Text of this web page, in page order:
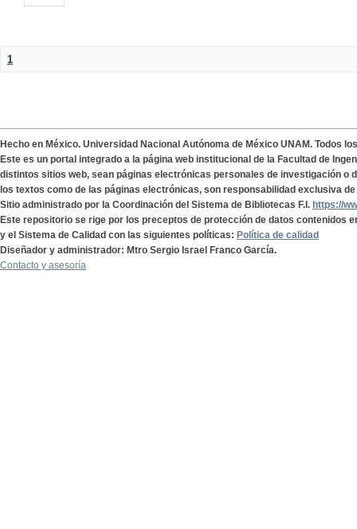
1
Hecho en México. Universidad Nacional Autónoma de México UNAM. Todos
Este es un portal integrado a la página web institucional de la Facultad de
distintos sitios web, sean páginas electrónicas personales de investigación o
los textos como de las páginas electrónicas, son responsabilidad exclusiva
Sitio administrado por la Coordinación del Sistema de Bibliotecas F.I. https://
Este repositorio se rige por los preceptos de protección de datos contenidos
y el Sistema de Calidad con las siguientes políticas: Política de calidad
Diseñador y administrador: Mtro Sergio Israel Franco García.
Contacto y asesoría